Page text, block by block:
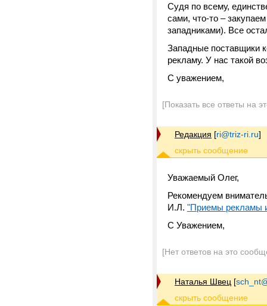
Судя по всему,
сами, что-то –
западниками). Все
Западные поставщики
рекламу. У нас такой
С уважением,
[Показать все ответы на
Редакция [ri@triz-ri.ru]
Уважаемый Олег,
Рекомендуем
И.Л. "Приемы рекламы
С Уважением,
[Нет ответов на это
Наталья Швец [